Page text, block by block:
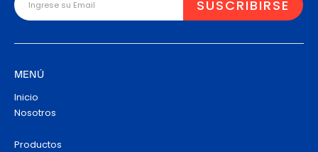
MENÚ
Inicio
Nosotros
Productos